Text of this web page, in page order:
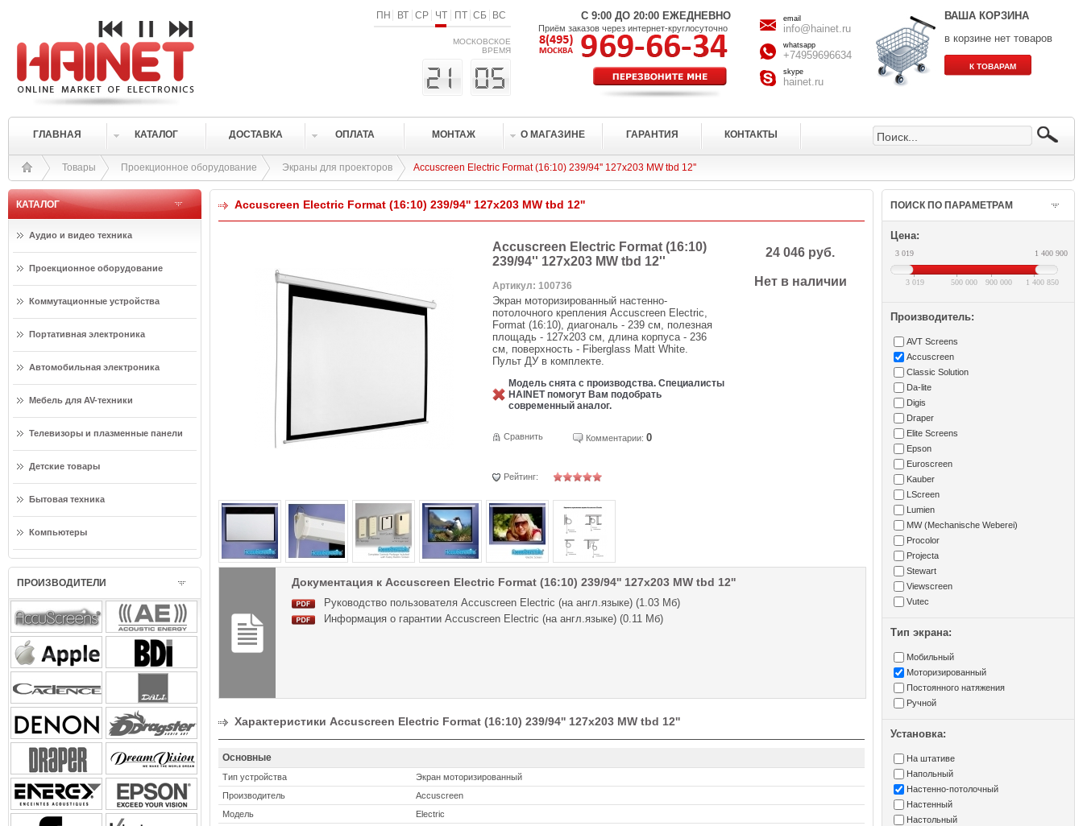
ПН ВТ СР ЧТ ПТ СБ ВС
МОСКОВСКОЕ
ВРЕМЯ
С 9:00 ДО 20:00 ЕЖЕДНЕВНО
Приём заказов через интернет-круглосуточно
email
info@hainet.ru
whatsapp
+74959696634
skype
hainet.ru
ВАША КОРЗИНА
в корзине нет товаров
ГЛАВНАЯ КАТАЛОГ ДОСТАВКА ОПЛАТА МОНТАЖ О МАГАЗИНЕ ГАРАНТИЯ КОНТАКТЫ
Товары Проекционное оборудование Экраны для проекторов Accuscreen Electric Format (16:10) 239/94'' 127x203 MW tbd 12''
КАТАЛОГ
Аудио и видео техника
Проекционное оборудование
Коммутационные устройства
Портативная электроника
Автомобильная электроника
Мебель для AV-техники
Телевизоры и плазменные панели
Детские товары
Бытовая техника
Компьютеры
ПРОИЗВОДИТЕЛИ
Accuscreen Electric Format (16:10) 239/94'' 127x203 MW tbd 12''
Accuscreen Electric Format (16:10)
239/94'' 127x203 MW tbd 12''
Артикул: 100736
Экран моторизированный настенно-
потолочного крепления Accuscreen Electric,
Format (16:10), диагональ - 239 см, полезная
площадь - 127x203 см, длина корпуса - 236
см, поверхность - Fiberglass Matt White.
Пульт ДУ в комплекте.
Модель снята с производства. Специалисты
HAINET помогут Вам подобрать
современный аналог.
Сравнить Комментарии: 0
Рейтинг:
24 046 руб.
Нет в наличии
Документация к Accuscreen Electric Format (16:10) 239/94'' 127x203 MW tbd 12''
Руководство пользователя Accuscreen Electric (на англ.языке) (1.03 Мб)
Информация о гарантии Accuscreen Electric (на англ.языке) (0.11 Мб)
Характеристики Accuscreen Electric Format (16:10) 239/94'' 127x203 MW tbd 12''
Основные
Тип устройства
Экран моторизированный
Производитель
Accuscreen
Модель
Electric
ПОИСК ПО ПАРАМЕТРАМ
Цена:
3 019 1 400 900
3 019 1 400 850
500 000 900 000
Производитель:
AVT Screens
Accuscreen
Classic Solution
Da-lite
Digis
Draper
Elite Screens
Epson
Euroscreen
Kauber
LScreen
Lumien
MW (Mechanische Weberei)
Procolor
Projecta
Stewart
Viewscreen
Vutec
Тип экрана:
Мобильный
Моторизированный
Постоянного натяжения
Ручной
Установка:
На штативе
Напольный
Настенно-потолочный
Настенный
Настольный